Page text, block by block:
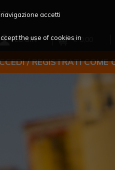
accetti
the use of cookies in
LOGIN € 0,00
/ REGISTRATI COME